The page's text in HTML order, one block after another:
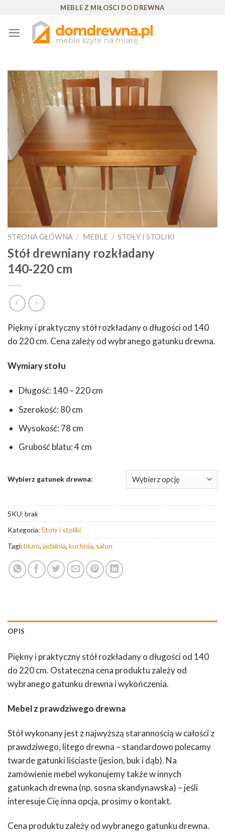
content
MEBLE Z MIŁOŚCI DO DREWNA
STRONA GŁÓWNA / MEBLE / STOŁY I STOLIKI
Stół drewniany rozkładany
140‑220 cm
Piękny i praktyczny stół rozkładany o długości od 140
do 220 cm. Cena zależy od wybranego gatunku drewna.
Wymiary stołu
Długość: 140 – 220 cm
Szerokość: 80 cm
Wysokość: 78 cm
Grubość blatu: 4 cm
Wybierz gatunek drewna:
SKU:brak
Kategoria:Stoły i stoliki
Tagi:biuro, jadalnia, kuchnia, salon
OPIS
Piękny i praktyczny stół rozkładany o długości od 140
do 220 cm. Ostateczna cena produktu zależy od
wybranego gatunku drewna i wykończenia.
Mebel z prawdziwego drewna
Stół wykonany jest z najwyższą starannością w całości z
prawdziwego, litego drewna – standardowo polecamy
twarde gatunki liściaste (jesion, buk i dąb). Na
zamówienie mebel wykonujemy także w innych
gatunkach drewna (np. sosna skandynawska) – jeśli
interesuje Cię inna opcja, prosimy o kontakt.
Cena produktu zależy od wybranego gatunku drewna.